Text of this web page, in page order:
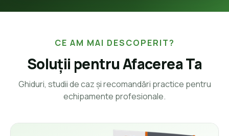
CE AM MAI DESCOPERIT?
Soluții pentru Afacerea Ta
Ghiduri, studii de caz și recomandări practice pentru
echipamente profesionale.